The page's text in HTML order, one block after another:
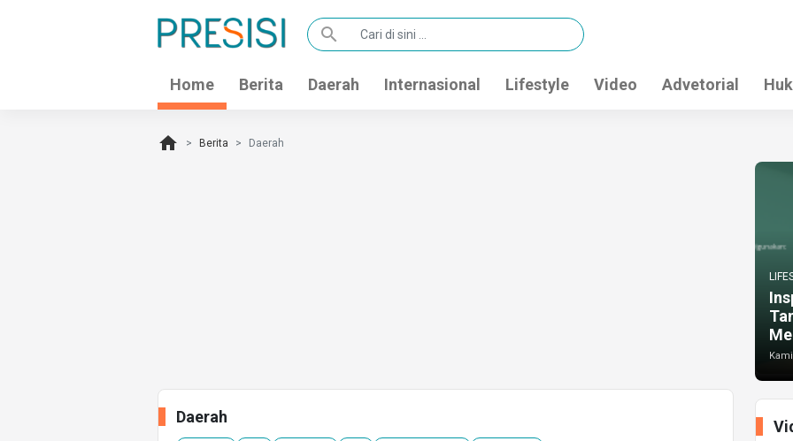
search
Home Berita Daerah Internasional Lifestyle Video Advetorial
home Berita Daerah
Daerah